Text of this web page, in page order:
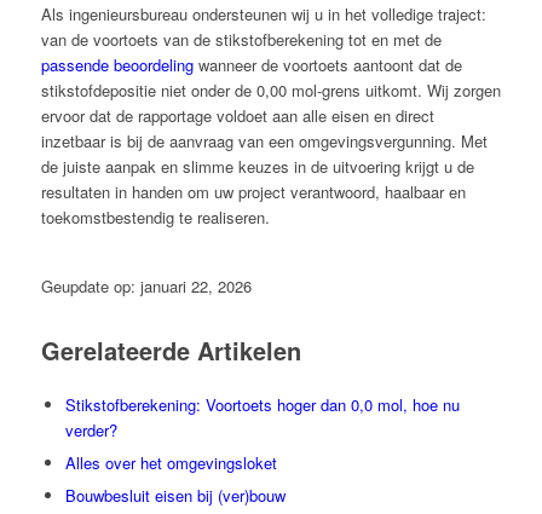
Als ingenieursbureau ondersteunen wij u in het volledige traject:
van de voortoets van de stikstofberekening tot en met de
passende beoordelingwanneer de voortoets aantoont dat de
stikstofdepositie niet onder de 0,00 mol-grens uitkomt. Wij zorgen
ervoor dat de rapportage voldoet aan alle eisen en direct
inzetbaar is bij de aanvraag van een omgevingsvergunning. Met
de juiste aanpak en slimme keuzes in de uitvoering krijgt u de
resultaten in handen om uw project verantwoord, haalbaar en
toekomstbestendig te realiseren.
Geupdate op: januari 22, 2026
Gerelateerde Artikelen
Stikstofberekening: Voortoets hoger dan 0,0 mol, hoe nu
verder?
Alles over het omgevingsloket
Bouwbesluit eisen bij (ver)bouw